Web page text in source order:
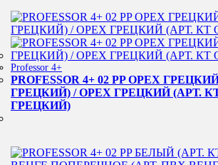
Professor 4+
PROFESSOR 4+ 02 PP ОРЕХ
ГРЕЦКИЙ) / ОРЕХ ГРЕЦКИЙ (АРТ.
ГРЕЦКИЙ)